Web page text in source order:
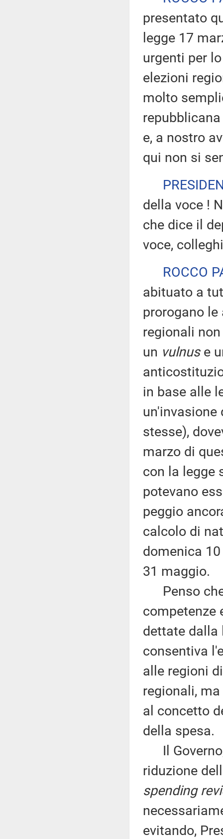
presentato
legge 17
urgenti per
elezioni
molto
e, a nostro
qui non si
della voce !
che dice il
voce,
ROCCO
abituato a
prorogano
regionali
un vulnuse
in base alle
un'invasione
stesse),
marzo di
con la legge
potevano
peggio
calcolo di
domenica
31 maggio.
Penso che
competenze
dettate dalla
consentiva
alle regioni
regionali,
al concetto
della spesa.
Il Governo,
riduzione
spending
evitando,